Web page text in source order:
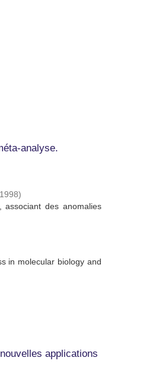
analyse.
1998)
des anomalies
in molecular biology and
applications